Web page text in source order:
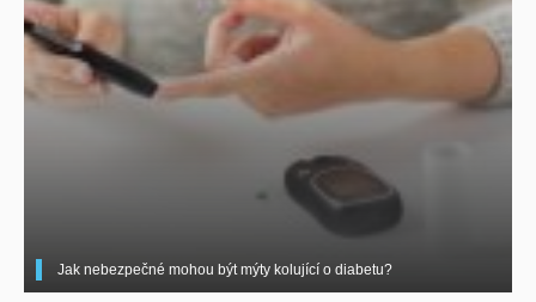
Jak nebezpečné mohou být mýty kolující o diabetu?